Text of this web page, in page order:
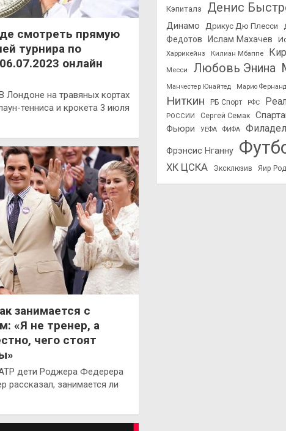
смотреть прямую
турнира по
онлайн
Лондоне на травяных кортах
тенниса и крокета 3 июля
занимается с
«Я не тренер, а
чего стоят
дети Роджера Федерера
рассказал, занимается ли
Кэпиталз
Денис
Динамо Дрикус Дю Плесси
Федотов
Ислам Махачев
Харрикейнз
Килиан Мбаппе
Месси
Любовь Энина
Манчестер Юнайтед Марио
Ниткин
РБ Спорт РФС Реал
РОССИИ
Сергей Семак
Фьюри
УЕФА ФИФА
Фрэнсис Нганну
ХК ЦСКА Эксклюзив Яир